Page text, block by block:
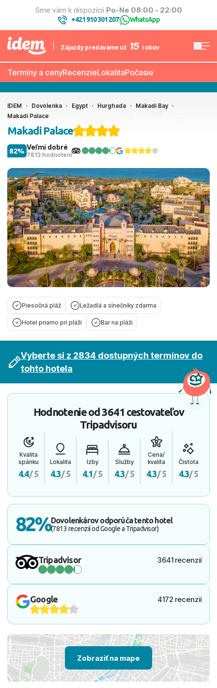
Sme vám k dispozícii Po-Ne 08:00 - 22:00
+421 910 301 207| WhatsApp
Zájazdy predávame už 15 rokov
Termíny a cenyRecenzieLokalitaPočasie
IDEM Dovolenka Egypt Hurghada
Makadi Bay
Makadi Palace
Makadi Palace
Veľmi dobré
7813 hodnotení
82%
Piesočná pláž Ležadlá a slnečníky zdarma
Hotel priamo pri pláži Bar na pláži
Vyberte si z 2834 dostupných termínov do
tohto hotela
Hodnotenie od3641 cestovateľov
Tripadvisoru
Kvalita
spánku
4.4/ 5
Lokalita
4.3/ 5
Izby
4.1/ 5
Služby
4.3/ 5
Cena/
kvalita
4.3/ 5
Čistota
4.3/ 5
82%Dovolenkárov odporúča tento hotel
(7813 recenzií od Google a Tripadvisor)
Tripadvisor 3641 recenzií
Google 4172 recenzií
Zobraziť na mape